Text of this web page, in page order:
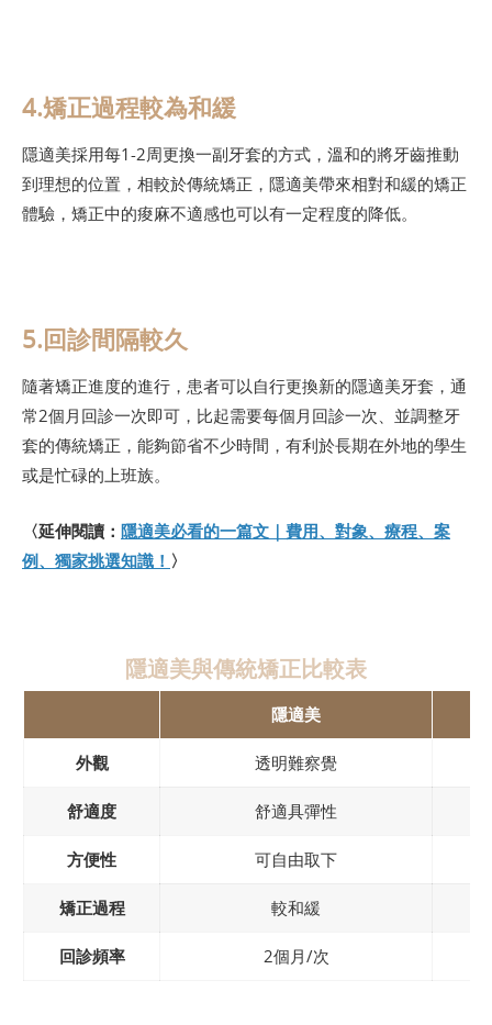
4.矯正過程較為和緩
隱適美採用每1-2周更換一副牙套的方式，溫和的將牙齒推動
到理想的位置，相較於傳統矯正，隱適美帶來相對和緩的矯正
體驗，矯正中的痠麻不適感也可以有一定程度的降低。
5.回診間隔較久
隨著矯正進度的進行，患者可以自行更換新的隱適美牙套，通
常2個月回診一次即可，比起需要每個月回診一次、並調整牙
套的傳統矯正，能夠節省不少時間，有利於長期在外地的學生
或是忙碌的上班族。
〈延伸閱讀： 隱適美必看的一篇文｜費用、對象、療程、案
例、獨家挑選知識！ 〉
隱適美與傳統矯正比較表
隱適美
外觀 透明難察覺
舒適度 舒適具彈性
方便性 可自由取下
矯正過程 較和緩
回診頻率 2個月/次